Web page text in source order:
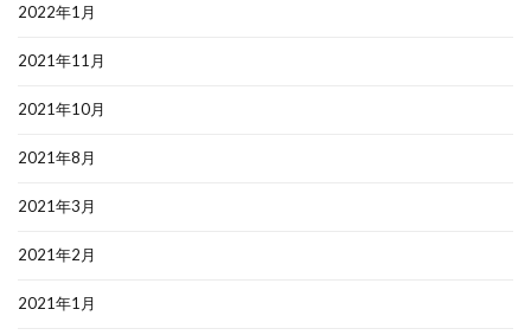
2022年1月
2021年11月
2021年10月
2021年8月
2021年3月
2021年2月
2021年1月